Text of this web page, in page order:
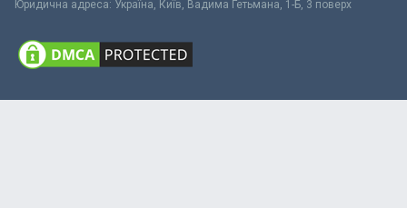
Юридична адреса: Україна, Київ, Вадима Гетьмана, 1-Б, 3 поверх